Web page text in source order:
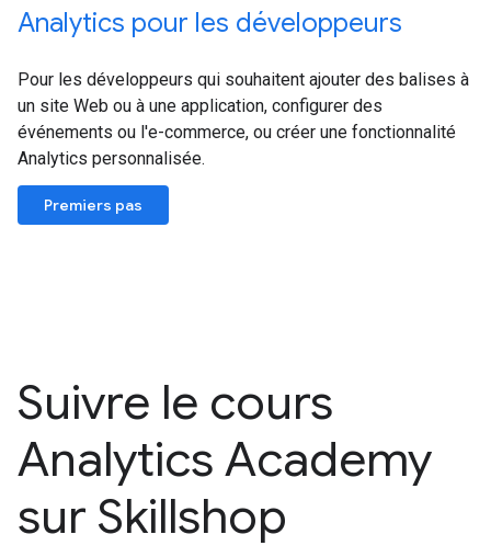
Analytics pour les développeurs
Pour les développeurs qui souhaitent ajouter des balises à
un site Web ou à une application, configurer des
événements ou l'e-commerce, ou créer une fonctionnalité
Analytics personnalisée.
Premiers pas
Suivre le cours
Analytics Academy
sur Skillshop